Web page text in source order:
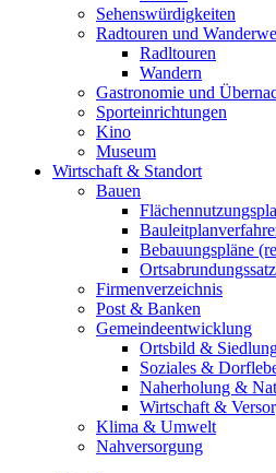
Sehenswürdigkeiten
Radtouren und
Radltouren
Wandern
Gastronomie und
Sporteinrichtungen
Kino
Museum
Wirtschaft & Standort
Bauen
Bebauungspläne
Firmenverzeichnis
Post & Banken
Gemeindeentwicklung
Ortsbild &
Soziales &
Naherholung &
Wirtschaft &
Klima & Umwelt
Nahversorgung